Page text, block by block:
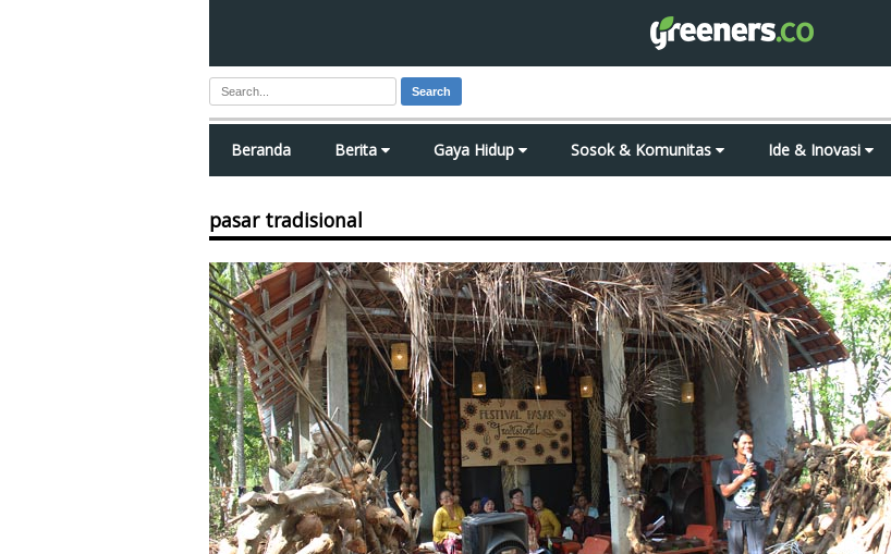
Search
Beranda Berita Gaya Hidup Sosok & Komunitas Ide & Inovasi
pasar tradisional